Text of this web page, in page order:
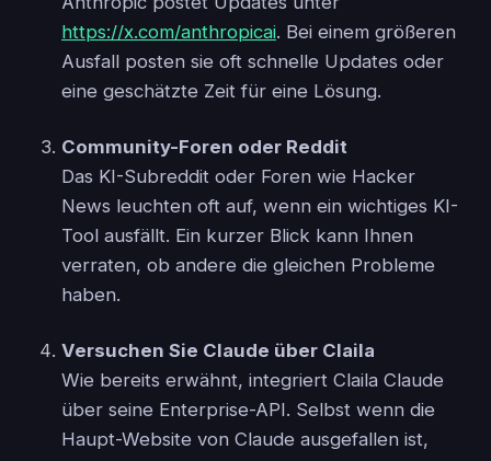
https://x.com/anthropicai. Bei einem größeren
Ausfall posten sie oft schnelle Updates oder
eine geschätzte Zeit für eine Lösung.
Community-Foren oder Reddit
Das KI-Subreddit oder Foren wie Hacker
News leuchten oft auf, wenn ein wichtiges KI-
Tool ausfällt. Ein kurzer Blick kann Ihnen
verraten, ob andere die gleichen Probleme
haben.
Versuchen Sie Claude über Claila
Wie bereits erwähnt, integriert Claila Claude
über seine Enterprise-API. Selbst wenn die
Haupt-Website von Claude ausgefallen ist,